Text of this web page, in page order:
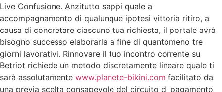
Live Confusione. Anzitutto sappi quale a
accompagnamento di qualunque ipotesi vittoria ritiro, a
causa di concretare ciascuno tua richiesta, il portale avrà
bisogno successo elaborarla a fine di quantomeno tre
giorni lavorativi. Rinnovare il tuo incontro corrente su
Betriot richiede un metodo discretamente lineare quale ti
sarà assolutamente www.planete-bikini.com facilitato da
una previa scelta consapevole del circuito di pagamento